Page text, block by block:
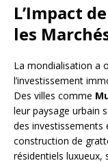
L’Impact
les
La mondialisation a
l’investissement
Des villes comme
leur paysage urbain
des investissements
construction de
résidentiels luxueux,